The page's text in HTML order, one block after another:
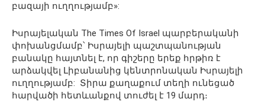
բազայի ուղղությամբ»:
Իսրայելական The Times Of Israel պարբերականի
փոխանցմամբ՝ Իսրայելի պաշտպանության
բանակը հայտնել է, որ գիշերը երեք հրթիռ է
արձակվել Լիբանանից կենտրոնական Իսրայելի
ուղղությամբ: Տիրա քաղաքում տեղի ունեցած
հարվածի հետևանքով տուժել է 19 մարդ։